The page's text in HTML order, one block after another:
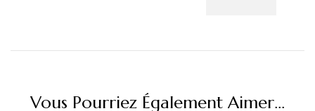
Vous Pourriez Également Aimer...